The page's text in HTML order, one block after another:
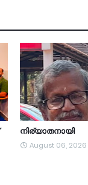
നിര്യാതനായി
August 06, 2026